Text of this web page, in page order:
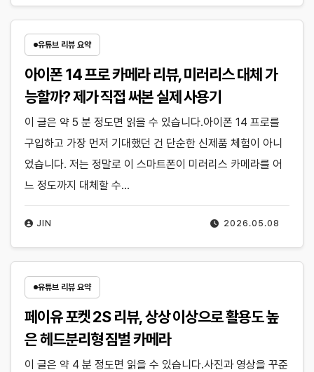
유튜브 리뷰 요약
아이폰 14 프로 카메라 리뷰, 미러리스 대체 가
능할까? 제가 직접 써본 실제 사용기
2026.05.08
JIN
이 글은 약 5 분 정도면 읽을 수 있습니다.아이폰 14 프로를
구입하고 가장 먼저 기대했던 건 단순한 신제품 체험이 아니
었습니다. 저는 정말로 이 스마트폰이 미러리스 카메라를 어
느 정도까지 대체할 수…
유튜브 리뷰 요약
페이유 포켓 2S 리뷰, 상상 이상으로 활용도 높
은 헤드분리형 짐벌 카메라
이 글은 약 4 분 정도면 읽을 수 있습니다.사진과 영상을 꾸준